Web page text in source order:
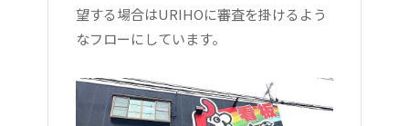
望する場合はURIHOに審査を掛けるよう
なフローにしています。